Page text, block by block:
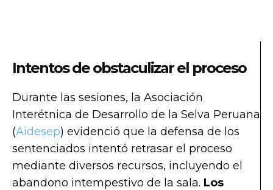
Intentos de obstaculizar el proceso
Durante las sesiones, la Asociación
Interétnica de Desarrollo de la Selva Peruana
(Aidesep) evidenció que la defensa de los
sentenciados intentó retrasar el proceso
mediante diversos recursos, incluyendo el
abandono intempestivo de la sala. Los